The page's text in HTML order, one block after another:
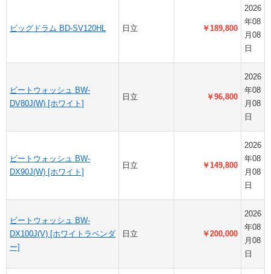
ビッグドラム BD-SV120HL 日立 ￥189,800
2026
年08
月08
日
ビートウォッシュ BW-
DV80J(W) [ホワイト]
日立 ￥96,800
2026
年08
月08
日
ビートウォッシュ BW-
DX90J(W) [ホワイト]
日立 ￥149,800
2026
年08
月08
日
ビートウォッシュ BW-
DX100J(V) [ホワイトラベンダ
ー]
日立 ￥200,000
2026
年08
月08
日